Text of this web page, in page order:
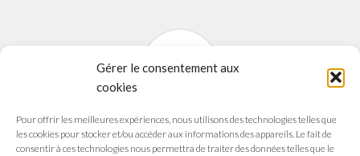
Gérer le consentement aux
cookies
Pour offrir les meilleures expériences, nous utilisons des technologies telles que
les cookies pour stocker et/ou accéder aux informations des appareils. Le fait de
consentir à ces technologies nous permettra de traiter des données telles que le
SYNAVI
Syndicat National des Arts Vivants